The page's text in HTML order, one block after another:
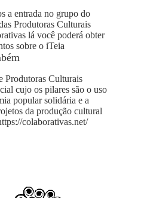
a entrada no grupo do
Produtoras Culturais
lá você poderá obter
sobre o iTeia
Produtoras Culturais
cujo os pilares são o uso
popular solidária e a
da produção cultural
colaborativas.net/